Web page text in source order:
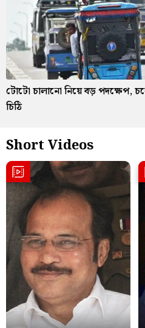
টোটো চালানো নিয়ে বড় পদক্ষেপ,
চিঠি
Short Videos